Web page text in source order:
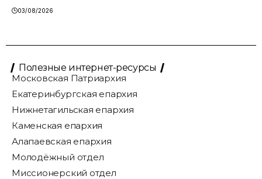
03/08/2026
Полезные интернет-ресурсы
Московская Патриархия
Екатеринбургская епархия
Нижнетагильская епархия
Каменская епархия
Алапаевская епархия
Молодёжный отдел
Миссионерский отдел